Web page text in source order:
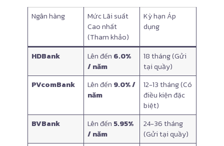
Ngân hàng
Mức Lãi suất
Cao nhất
(Tham khảo)
Kỳ hạn Áp
dụng
HDBank Lên đến 6.0%
/ năm
18 tháng (Gửi
tại quầy)
PVcomBank
Lên đến 9.0% /
năm
12-13 tháng (Có
điều kiện đặc
biệt)
BVBank
Lên đến 5.95%
/ năm
24-36 tháng
(Gửi tại quầy)